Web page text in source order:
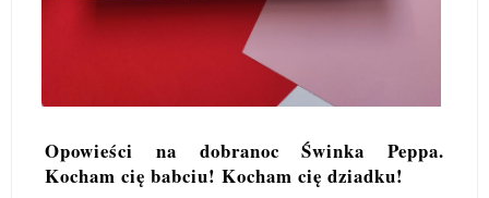
Opowieści na dobranoc Świnka Peppa.
Kocham cię babciu! Kocham cię dziadku!